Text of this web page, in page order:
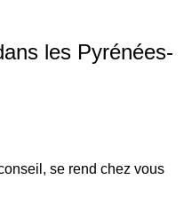
les Pyrénées-
se rend chez vous